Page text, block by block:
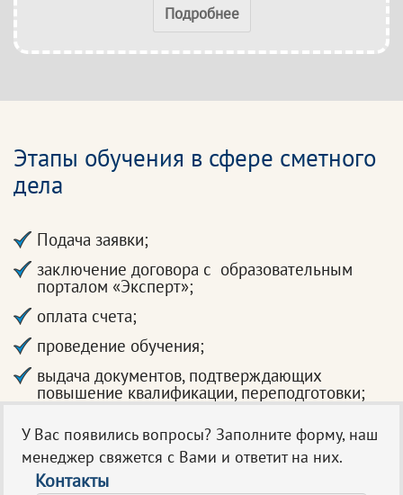
Подробнее
Этапы обучения в сфере сметного
дела
Подача заявки;
заключение договора с образовательным
порталом «Эксперт»;
оплата счета;
проведение обучения;
выдача документов, подтверждающих
повышение квалификации, переподготовки;
У Вас появились вопросы? Заполните форму, наш
менеджер свяжется с Вами и ответит на них.
Контакты